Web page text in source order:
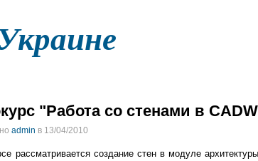
"Работа со стенами в
admin в 13/04/2010
рассматривается создание стен в модуле